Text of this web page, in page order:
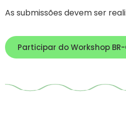
As submissões devem ser
Participar do Workshop BR-